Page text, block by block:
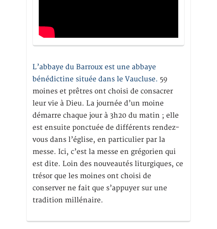
L’abbaye du Barroux est une abbaye
bénédictine située dans le Vaucluse. 59
moines et prêtres ont choisi de consacrer
leur vie à Dieu. La journée d’un moine
démarre chaque jour à 3h20 du matin ; elle
est ensuite ponctuée de différents rendez-
vous dans l’église, en particulier par la
messe. Ici, c’est la messe en grégorien qui
est dite. Loin des nouveautés liturgiques, ce
trésor que les moines ont choisi de
conserver ne fait que s’appuyer sur une
tradition millénaire.